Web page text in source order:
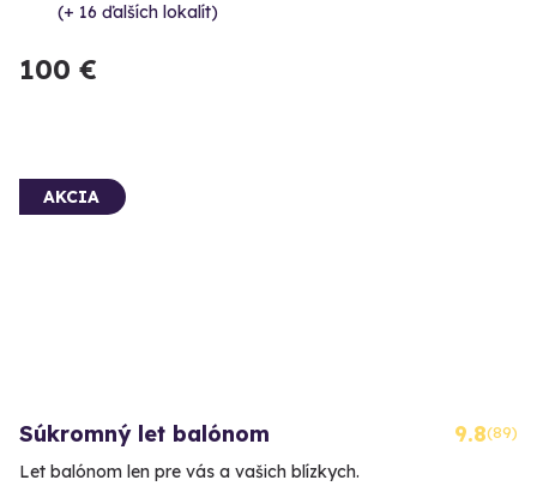
(+ 16 ďalších lokalít)
100 €
AKCIA
Súkromný let balónom 9.8(89)
Let balónom len pre vás a vašich blízkych.